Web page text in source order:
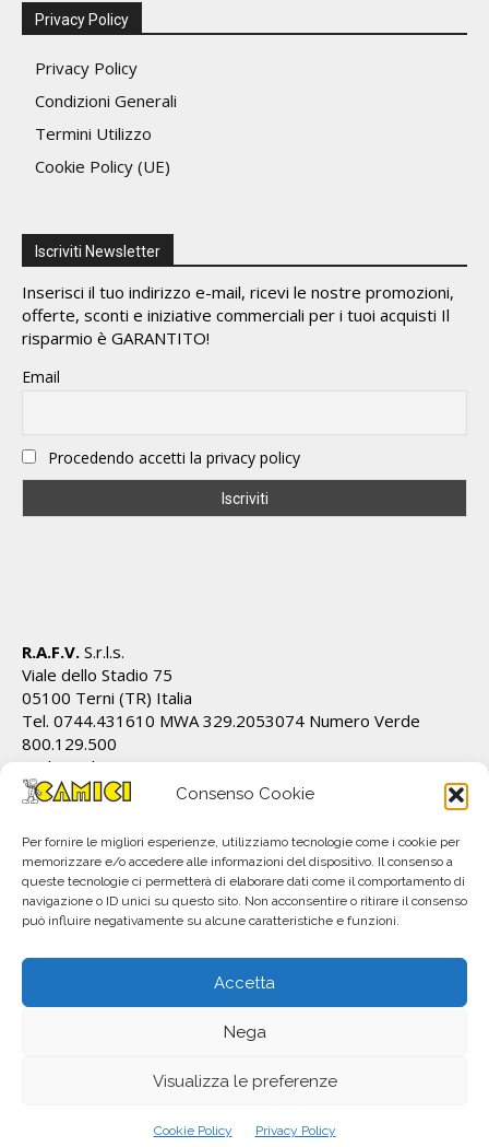
Consenso Cookie
Per fornire le migliori esperienze, utilizziamo tecnologie come i cookie per
memorizzare e/o accedere alle informazioni del dispositivo. Il consenso a
queste tecnologie ci permetterà di elaborare dati come il comportamento di
navigazione o ID unici su questo sito. Non acconsentire o ritirare il consenso
può influire negativamente su alcune caratteristiche e funzioni.
Accetta
Nega
Visualizza le preferenze
Cookie Policy Privacy Policy
Privacy Policy
Privacy Policy
Condizioni Generali
Termini Utilizzo
Cookie Policy (UE)
Iscriviti Newsletter
Inserisci il tuo indirizzo e-mail, ricevi le nostre promozioni,
offerte, sconti e iniziative commerciali per i tuoi acquisti Il
risparmio è GARANTITO!
Email
Procedendo accetti la privacy policy
R.A.F.V. S.r.l.s.
Viale dello Stadio 75
05100 Terni (TR) Italia
Tel. 0744.431610 MWA 329.2053074 Numero Verde
800.129.500
Cod.Fiscale/P.IVA IT01628820555 REA TR 112162
info@ecamici.it www.ecamici.it
All material © R.A.F.V. S.r.l.. Copyright 2023. Subject to change without notice.
info@ecamici.it